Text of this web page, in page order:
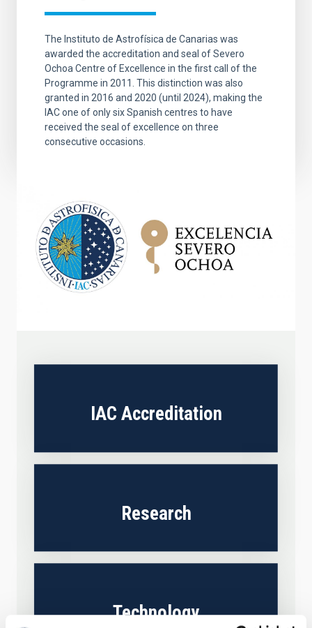
The Instituto de Astrofísica de Canarias was
awarded the accreditation and seal of Severo
Ochoa Centre of Excellence in the first call of the
Programme in 2011. This distinction was also
granted in 2016 and 2020 (until 2024), making the
IAC one of only six Spanish centres to have
received the seal of excellence on three
consecutive occasions.
IAC Accreditation
Research
Technology